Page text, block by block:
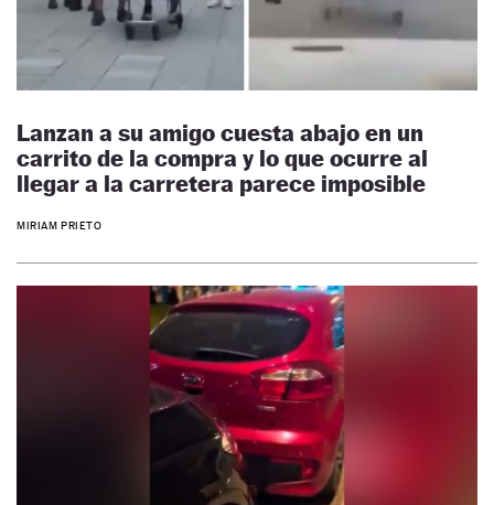
Lanzan a su amigo cuesta abajo en un
carrito de la compra y lo que ocurre al
llegar a la carretera parece imposible
MIRIAM PRIETO